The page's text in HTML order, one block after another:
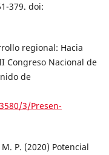
379. doi:
regional: Hacia
Congreso Nacional de
de
3/Presen-
P. (2020) Potencial